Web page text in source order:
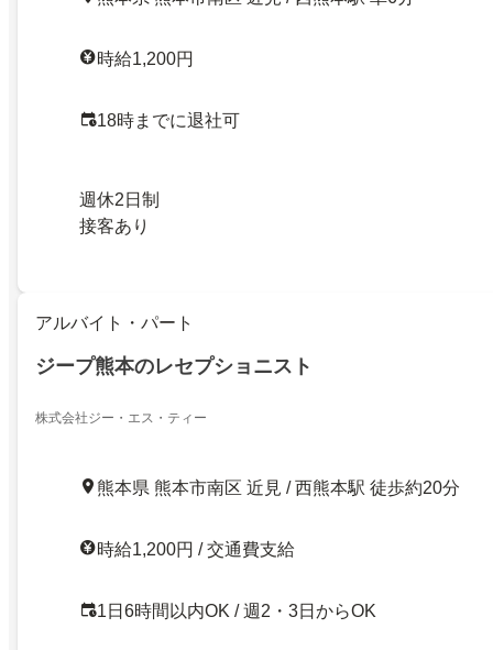
時給1,200円
18時までに退社可
週休2日制
接客あり
アルバイト・パート
ジープ熊本のレセプショニスト
株式会社ジー・エス・ティー
熊本県 熊本市南区 近見 / 西熊本駅 徒歩約20分
時給1,200円 / 交通費支給
1日6時間以内OK / 週2・3日からOK